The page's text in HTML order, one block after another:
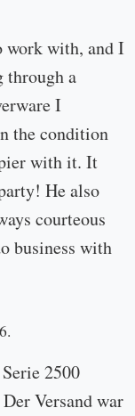
work with, and I
through a
I
the condition
with it. It
He also
courteous
business with
2500
Versand war